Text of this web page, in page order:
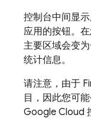
控制台中间显
应用的按钮。
主要区域会变
统计信息。
请注意，由于
目，因此您可
Google Cloud